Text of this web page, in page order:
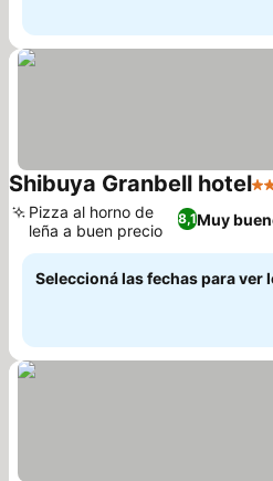
Shibuya Granbell hotel3
8,1Muy
Pizza al horno de
leña a buen precio
Seleccioná las fechas para ver